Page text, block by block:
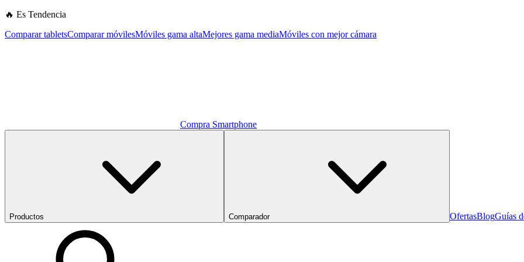
🔥 Es Tendencia
Comparar tabletsComparar móvilesMóviles gama altaMejores gama mediaMóviles con mejor cámara
Compra Smartphone
Productos Comparador OfertasBlogGuías